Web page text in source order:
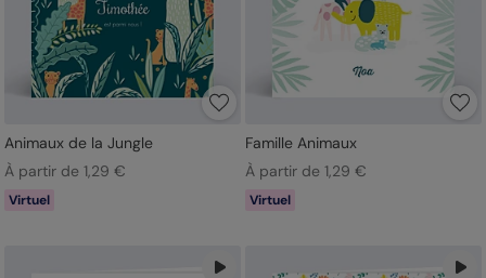
Animaux de la Jungle
À partir de 1,29 €
Virtuel
Famille Animaux
À partir de 1,29 €
Virtuel